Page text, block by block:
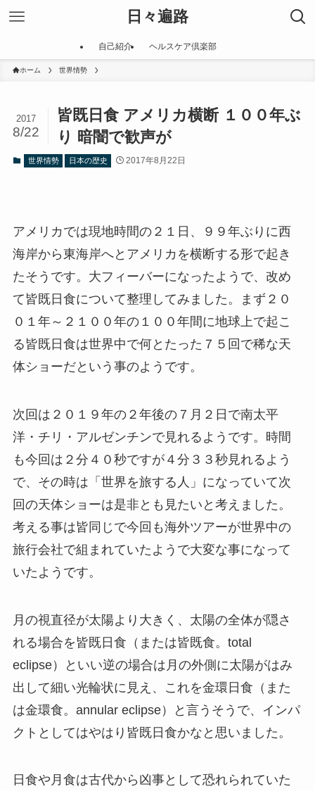
日々遍路
自己紹介 ヘルスケア倶楽部
ホーム 世界情勢
皆既日食 アメリカ横断 １００年ぶ
り 暗闇で歓声が
2017
8/22
世界情勢 日本の歴史 2017年8月22日
アメリカでは現地時間の２１日、９９年ぶりに西
海岸から東海岸へとアメリカを横断する形で起き
たそうです。大フィーバーになったようで、改め
て皆既日食について整理してみました。まず２０
０１年～２１００年の１００年間に地球上で起こ
る皆既日食は世界中で何とたった７５回で稀な天
体ショーだという事のようです。
次回は２０１９年の２年後の７月２日で南太平
洋・チリ・アルゼンチンで見れるようです。時間
も今回は２分４０秒ですが４分３３秒見れるよう
で、その時は「世界を旅する人」になっていて次
回の天体ショーは是非とも見たいと考えました。
考える事は皆同じで今回も海外ツアーが世界中の
旅行会社で組まれていたようで大変な事になって
いたようです。
月の視直径が太陽より大きく、太陽の全体が隠さ
れる場合を皆既日食（または皆既食。total
eclipse）といい逆の場合は月の外側に太陽がはみ
出して細い光輪状に見え、これを金環日食（また
は金環食。annular eclipse）と言うそうで、インパ
クトとしてはやはり皆既日食かなと思いました。
日食や月食は古代から凶事として恐れられていた